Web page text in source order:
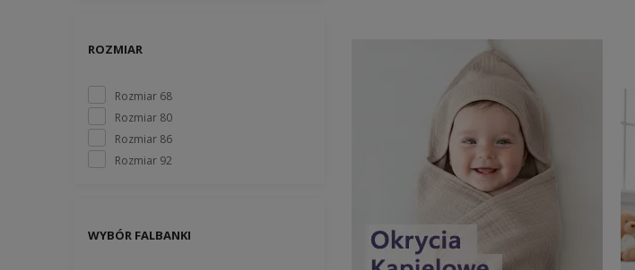
ROZMIAR
Rozmiar 68
Rozmiar 80
Rozmiar 86
Rozmiar 92
WYBÓR FALBANKI